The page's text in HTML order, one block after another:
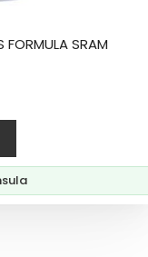
FORMULA SRAM